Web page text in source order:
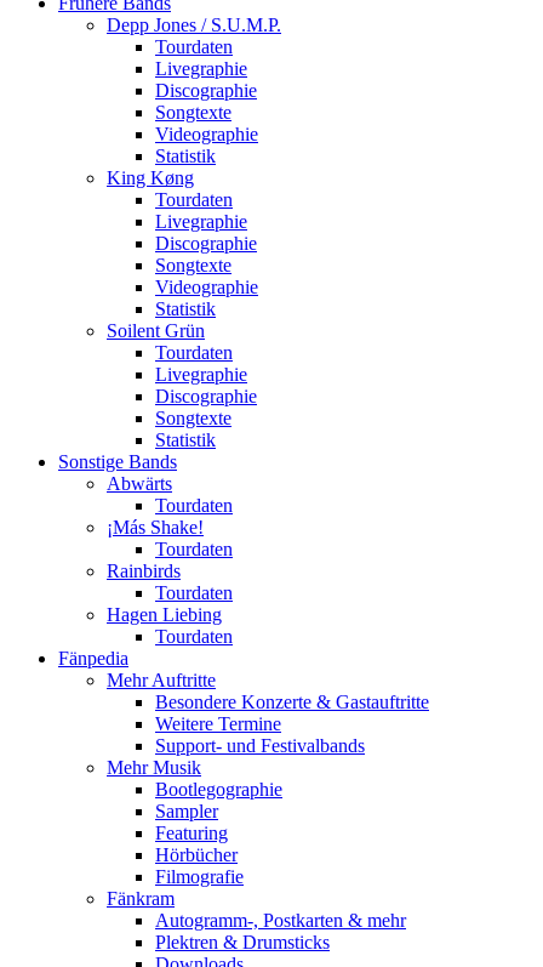
Depp Jones / S.U.M.P.
Tourdaten
Livegraphie
Discographie
Songtexte
Videographie
Statistik
King Køng
Tourdaten
Livegraphie
Discographie
Songtexte
Videographie
Statistik
Soilent Grün
Tourdaten
Livegraphie
Discographie
Songtexte
Statistik
Sonstige Bands
Abwärts
Tourdaten
¡Más Shake!
Tourdaten
Rainbirds
Tourdaten
Hagen Liebing
Tourdaten
Fänpedia
Mehr Auftritte
Besondere Konzerte & Gastauftritte
Weitere Termine
Support- und Festivalbands
Mehr Musik
Bootlegographie
Sampler
Featuring
Hörbücher
Filmografie
Fänkram
Autogramm-, Postkarten & mehr
Plektren & Drumsticks